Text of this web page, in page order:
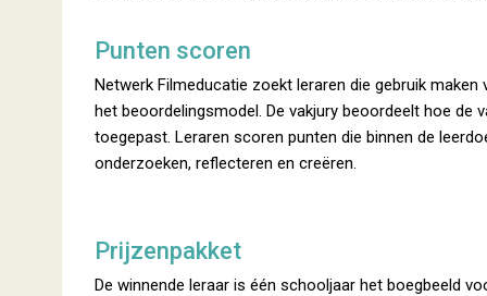
Punten scoren
Netwerk Filmeducatie zoekt leraren die gebruik
het beoordelingsmodel. De vakjury beoordeelt hoe de
toegepast. Leraren scoren punten die binnen de
onderzoeken, reflecteren en creëren.
Prijzenpakket
De winnende leraar is één schooljaar het boegbeeld